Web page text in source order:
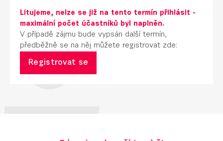
Litujeme, nelze se již na tento termín přihlásit -
maximální počet účastníků byl naplněn.
V případě zájmu bude vypsán další termín,
předběžně se na něj můžete registrovat zde:
Registrovat se